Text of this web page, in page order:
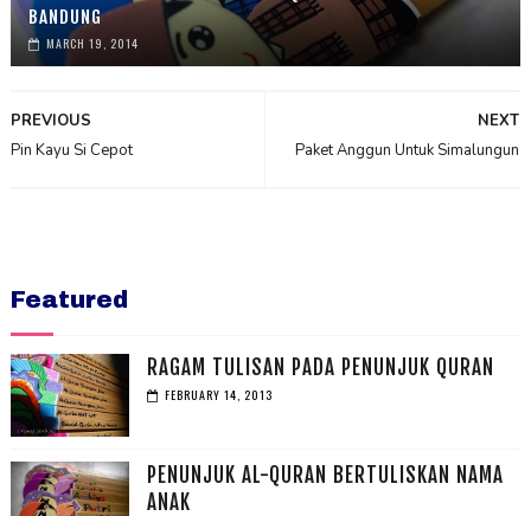
BANDUNG
MARCH 19, 2014
NEXT
Paket Anggun Untuk Simalungun
PREVIOUS
Pin Kayu Si Cepot
Featured
RAGAM TULISAN PADA PENUNJUK QURAN
FEBRUARY 14, 2013
PENUNJUK AL-QURAN BERTULISKAN NAMA
ANAK